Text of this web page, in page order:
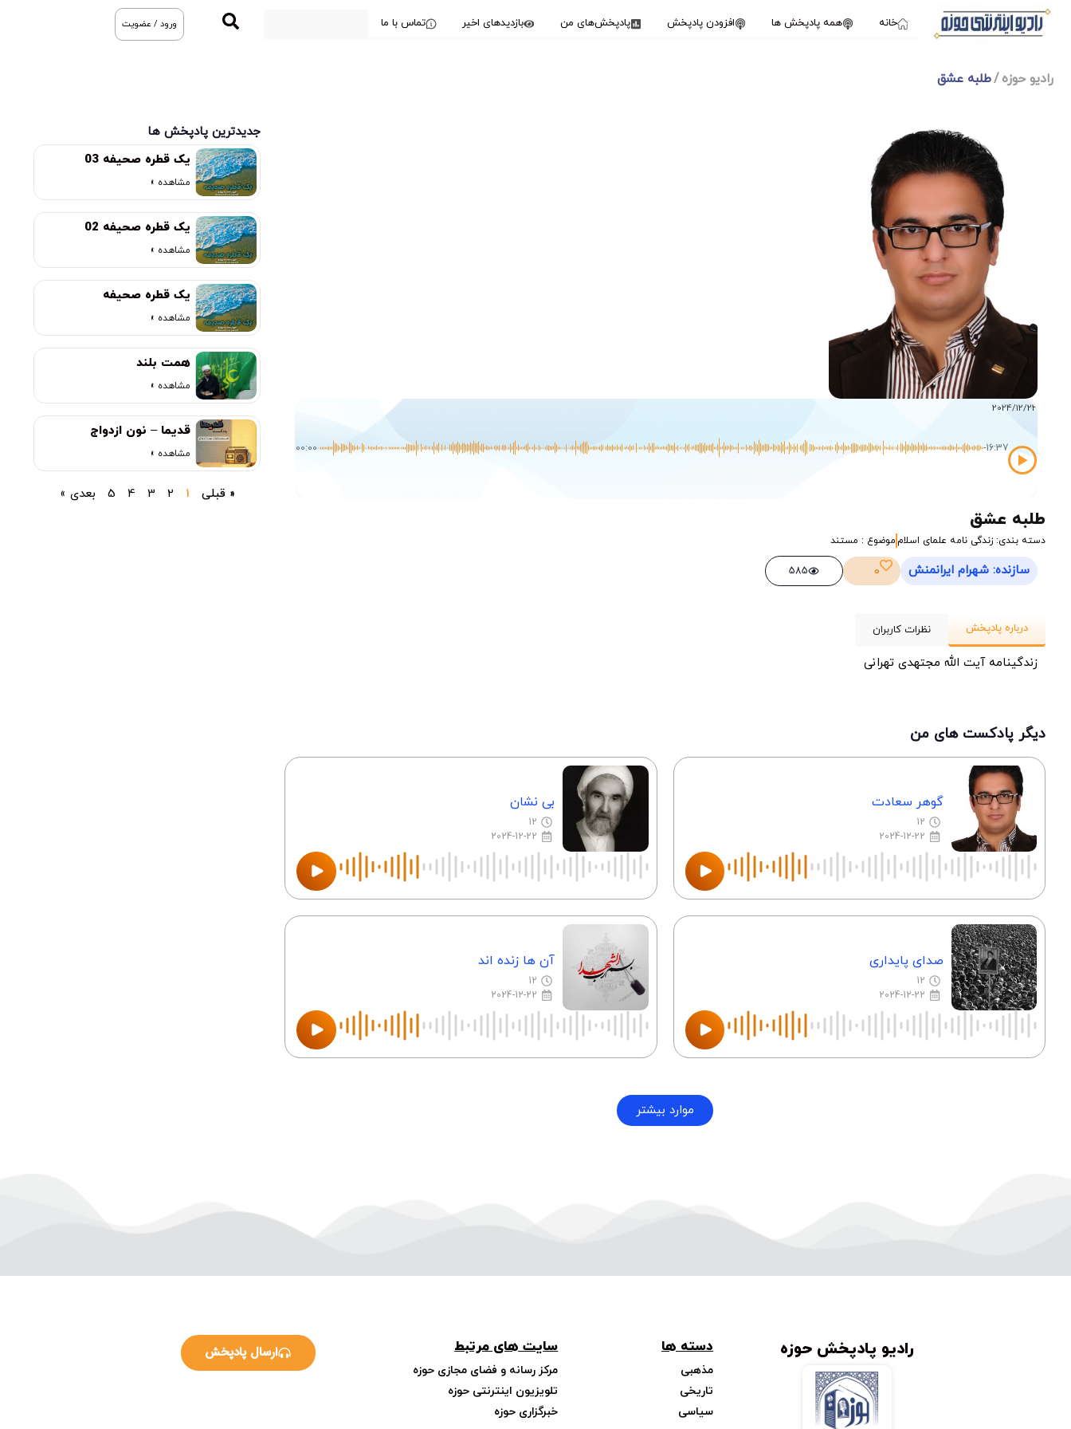
خانه همه پادپخش ها افزودن پادپخش پادپخش‌های من بازدیدهای اخیر تماس با ما ورود / عضویت
رادیو حوزه طلبه عشق
2024/12/22
00:00 -16:37
1X
طلبه عشق
دسته بندی: زندگی نامه علمای اسلامموضوع : مستند
سازنده: شهرام ایرانمنش 0
585
درباره پادپخش نظرات کاربران
زندگینامه آیت الله مجتهدی تهرانی
دیگر پادکست های من
گوهر سعادت
12
2024-12-22
بی نشان
12
2024-12-22
صدای پایداری
12
2024-12-22
آن ها زنده اند
12
2024-12-22
موارد بیشتر
جدیدترین پادپخش ها
یک قطره صحیفه 03
مشاهده »
یک قطره صحیفه 02
مشاهده »
یک قطره صحیفه
مشاهده »
همت بلند
مشاهده »
قدیما – نون ازدواج
مشاهده »
« قبلی 1
2
3
4
5 بعدی »
رادیو پادپخش حوزه دسته ها
مذهبی
تاریخی
سیاسی
سایت های مرتبط
مرکز رسانه و فضای مجازی حوزه
تلویزیون اینترنتی حوزه
خبرگزاری حوزه
ارسال پادپخش